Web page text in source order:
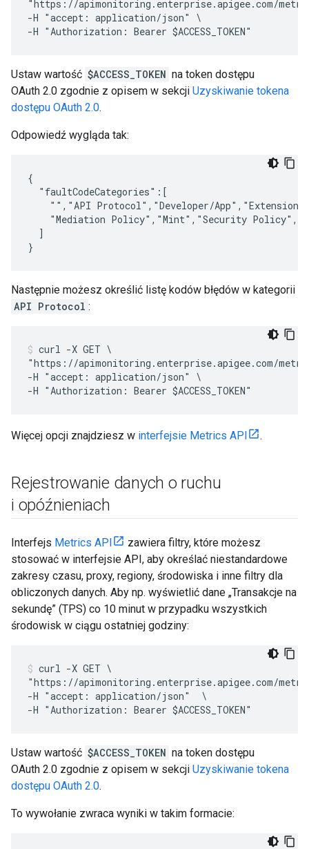
"https://apimonitoring.enterprise.apigee.com/
-H "accept: application/json" \
Ustaw wartość $ACCESS_TOKEN na token dostępu
OAuth 2.0 zgodnie z opisem w sekcji Uzyskiwanie tokena
dostępu OAuth 2.0.
Odpowiedź wygląda tak:
{
  "faultCodeCategories":[
"","API Protocol","Developer/App","Extension
"Mediation Policy","Mint","Security
  ]
Następnie możesz określić listę kodów błędów w kategorii
API Protocol :
curl -X GET \
"https://apimonitoring.enterprise.apigee.com/
-H "accept: application/json" \
Więcej opcji znajdziesz w interfejsie Metrics API .
Rejestrowanie danych o ruchu
i opóźnieniach
Interfejs Metrics API
zawiera filtry, które możesz
stosować w interfejsie API, aby określać niestandardowe
zakresy czasu, proxy, regiony, środowiska i inne filtry dla
obliczonych danych. Aby np. wyświetlić dane „Transakcje na
sekundę” (TPS) co 10 minut w przypadku wszystkich
środowisk w ciągu ostatniej godziny:
curl -X GET \
"https://apimonitoring.enterprise.apigee.com/
-H "accept: application/json"  \
Ustaw wartość $ACCESS_TOKEN na token dostępu
OAuth 2.0 zgodnie z opisem w sekcji Uzyskiwanie tokena
dostępu OAuth 2.0.
To wywołanie zwraca wyniki w takim formacie: